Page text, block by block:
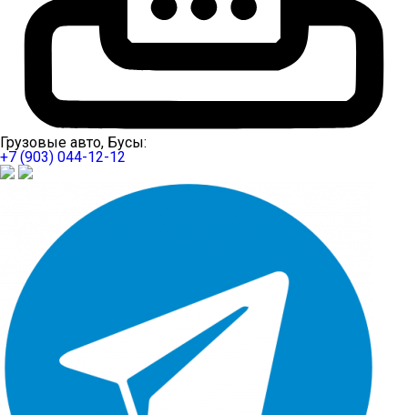
Грузовые авто, Бусы:
+7 (903) 044-12-12